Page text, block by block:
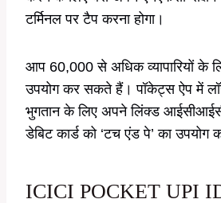
टर्मिनल पर टैप करना होगा।
आप 60,000 से अधिक व्यापारियों के
उपयोग कर सकते हैं। पॉकेट्स ऐप में
भुगतान के लिए अपने लिंक्ड
डेबिट कार्ड को ‘टच एंड पे’ का उपयोग
ICICI POCKET UPI